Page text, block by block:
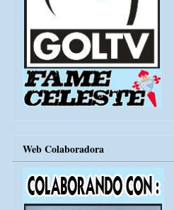
Web Colaboradora